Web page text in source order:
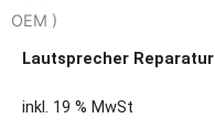
Lautsprecher
inkl. 19 % MwSt